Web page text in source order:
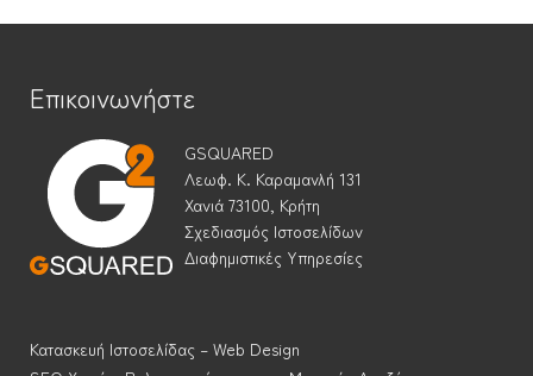
Επικοινωνήστε
GSQUARED
Λεωφ. Κ. Καραμανλή 131
Χανιά 73100, Κρήτη
Σχεδιασμός Ιστοσελίδων
Διαφημιστικές Υπηρεσίες
Κατασκευή Ιστοσελίδας – Web Design